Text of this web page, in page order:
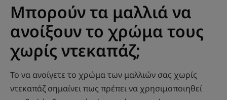
Μπορούν τα μαλλιά να
ανοίξουν το χρώμα τους
χωρίς ντεκαπάζ;
Το να ανοίγετε το χρώμα των μαλλιών σας χωρίς
ντεκαπάζ σημαίνει πως πρέπει να χρησιμοποιηθεί